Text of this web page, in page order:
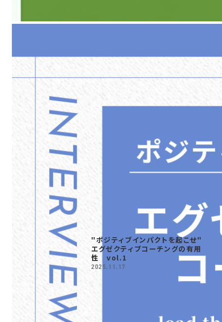
"ポジティブインパクトを起こせ"
エグゼクティブコーチングの有用
性 vol.1
2025.11.17